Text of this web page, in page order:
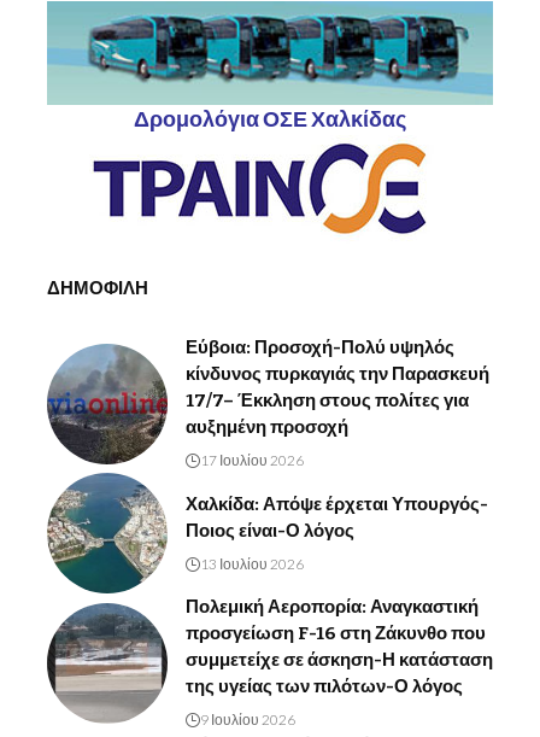
Δρομολόγια ΟΣΕ Χαλκίδας
ΔΗΜΟΦΙΛΗ
Εύβοια: Προσοχή-Πολύ υψηλός
κίνδυνος πυρκαγιάς την Παρασκευή
17/7– Έκκληση στους πολίτες για
αυξημένη προσοχή
17 Ιουλίου 2026
Χαλκίδα: Απόψε έρχεται Υπουργός-
Ποιος είναι-Ο λόγος
13 Ιουλίου 2026
Πολεμική Αεροπορία: Αναγκαστική
προσγείωση F-16 στη Ζάκυνθο που
συμμετείχε σε άσκηση-Η κατάσταση
της υγείας των πιλότων-Ο λόγος
9 Ιουλίου 2026